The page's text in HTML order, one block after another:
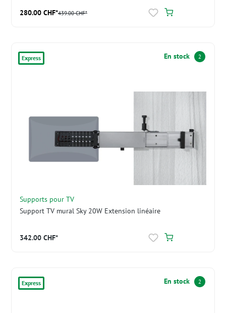
280.00 CHF*439.00 CHF*
Express En stock 2
Supports pour TV
Support TV mural Sky 20W Extension linéaire
342.00 CHF*
Express En stock 2